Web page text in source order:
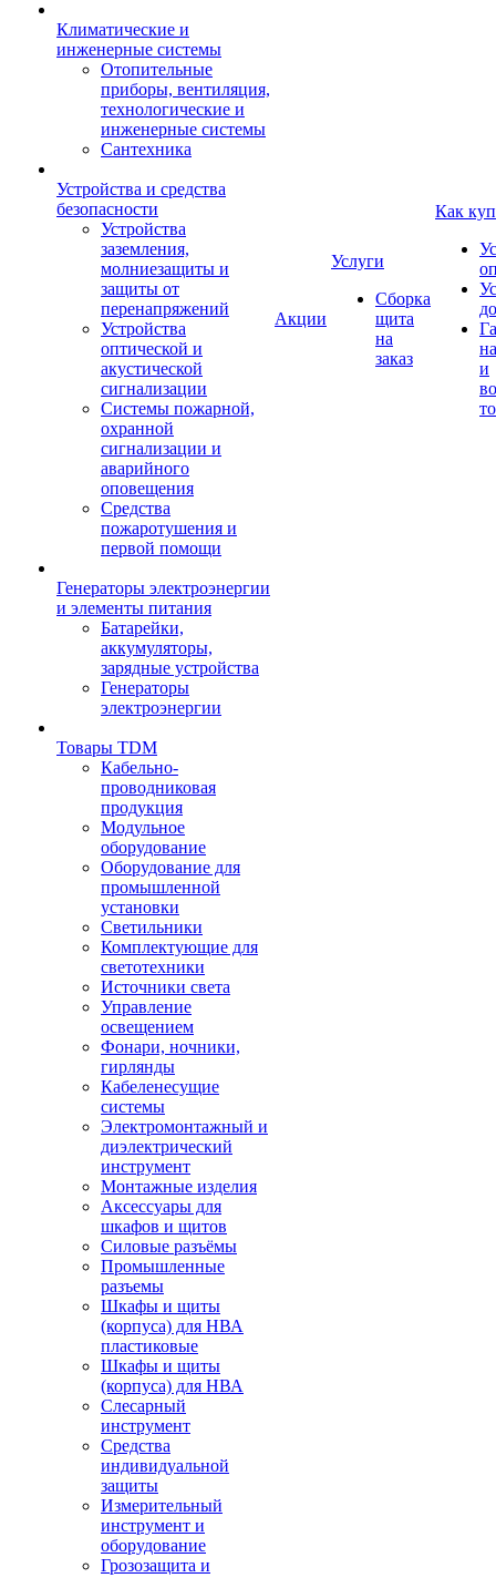
Климатические и
инженерные системы
Отопительные
приборы, вентиляция,
технологические и
инженерные системы
Сантехника
Устройства и средства
безопасности
Устройства
заземления,
молниезащиты и
защиты от
перенапряжений
Устройства
оптической и
акустической
сигнализации
Системы пожарной,
охранной
сигнализации и
аварийного
оповещения
Средства
пожаротушения и
первой помощи
Генераторы электроэнергии
и элементы питания
Батарейки,
аккумуляторы,
зарядные устройства
Генераторы
электроэнергии
Товары TDM
Кабельно-
проводниковая
продукция
Модульное
оборудование
Оборудование для
промышленной
установки
Светильники
Комплектующие для
светотехники
Источники света
Управление
освещением
Фонари, ночники,
гирлянды
Кабеленесущие
системы
Электромонтажный и
диэлектрический
инструмент
Монтажные изделия
Аксессуары для
шкафов и щитов
Силовые разъёмы
Промышленные
разъемы
Шкафы и щиты
(корпуса) для НВА
пластиковые
Шкафы и щиты
(корпуса) для НВА
Слесарный
инструмент
Средства
индивидуальной
защиты
Измерительный
инструмент и
оборудование
Грозозащита и
Акции
Услуги
Сборка
щита
на
заказ
Как
и